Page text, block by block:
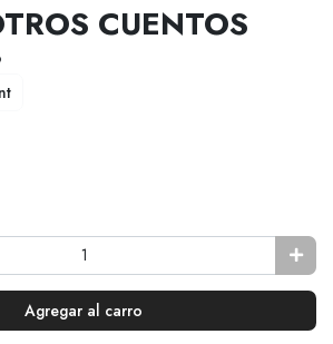
CUENTOS
Agregar al carro